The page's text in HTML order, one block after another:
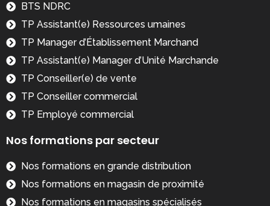
BTS NDRC
TP Assistant(e) Ressources umaines
TP Manager d’Établissement Marchand
TP Assistant(e) Manager d’Unité Marchande
TP Conseiller(e) de vente
TP Conseiller commercial
TP Employé commercial
Nos formations par secteur
Nos formations en grande distribution
Nos formations en magasin de proximité
Nos formations en magasins spécialisés